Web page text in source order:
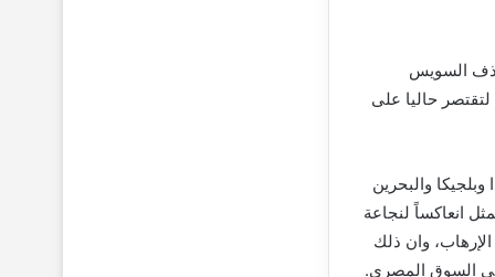
السويس
حاليا على
والبحرين
انعاكساً لنجاعة
وان ذلك
السوق المصري.